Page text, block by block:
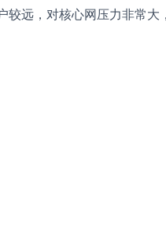
远，对核心网压力非常大